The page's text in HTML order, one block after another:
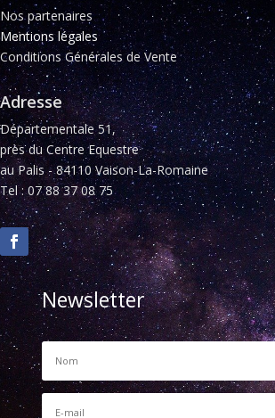
Nos partenaires
Mentions légales
Conditions Générales de Vente
Adresse
Départementale 51,
près du Centre Equestre
au Palis - 84110 Vaison-La-Romaine
Tel : 07 88 37 08 75
Newsletter